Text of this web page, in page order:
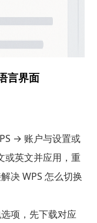
言界面
→ 账户与设置或
或英文并应用，重
决 WPS 怎么切换
项，先下载对应